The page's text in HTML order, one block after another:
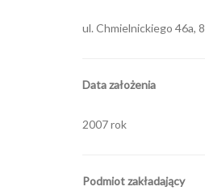
ul. Chmielnickiego 46a,
Data założenia
2007 rok
Podmiot zakładający